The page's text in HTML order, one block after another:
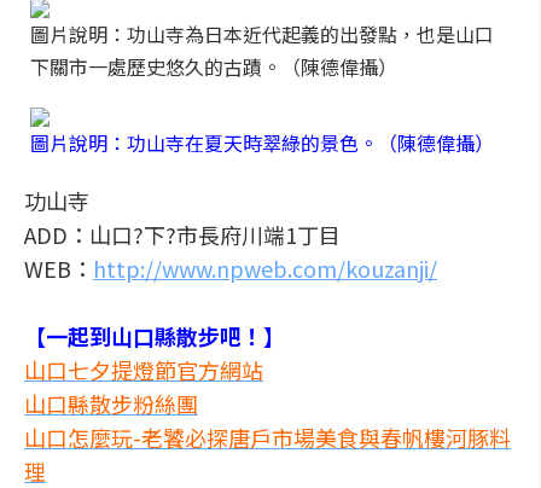
圖片說明：功山寺為日本近代起義的出發點，也是山口
下關市一處歷史悠久的古蹟。（陳德偉攝）
圖片說明：功山寺在夏天時翠綠的景色。（陳德偉攝）
功山寺
ADD：山口?下?市長府川端1丁目
WEB： http://www.npweb.com/kouzanji/
【一起到山口縣散步吧！】
山口七夕提燈節官方網站
山口縣散步粉絲團
山口怎麼玩-老饕必探唐戶市場美食與春帆樓河豚料
理